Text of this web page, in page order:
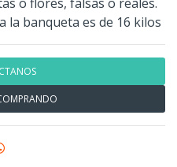
la banqueta es de 16 kilos